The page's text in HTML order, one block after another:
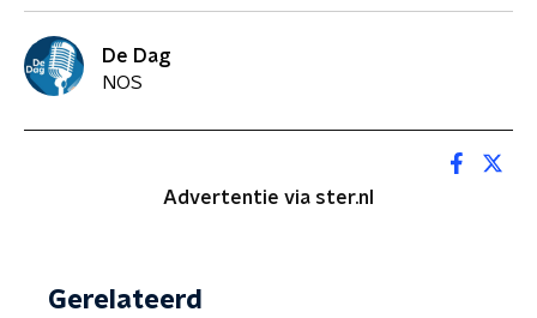
De Dag
NOS
Advertentie via ster.nl
Gerelateerd